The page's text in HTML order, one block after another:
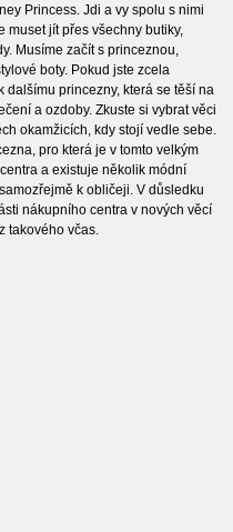
Princess. Jdi a vy spolu s nimi
muset jít přes všechny butiky,
Musíme začít s princeznou,
boty. Pokud jste zcela
princezny, která se těší na
a ozdoby. Zkuste si vybrat věci
okamžicích, kdy stojí vedle sebe.
pro která je v tomto velkým
a existuje několik módní
k obličeji. V důsledku
nákupního centra v nových věcí
takového včas.